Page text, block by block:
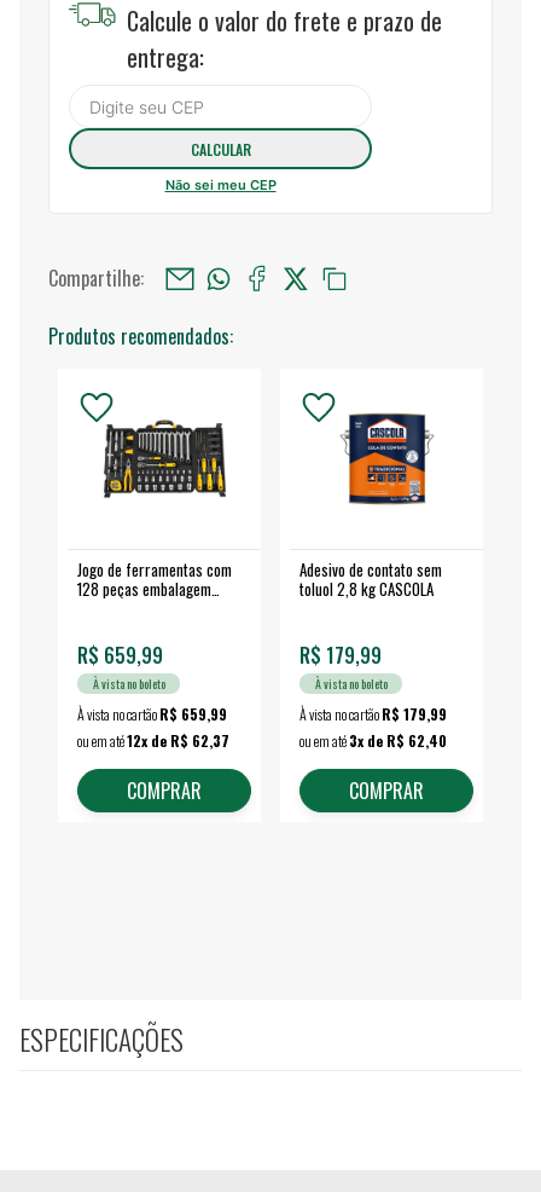
Calcule o valor do frete e prazo de
entrega:
Não sei meu CEP
Compartilhe:
Produtos recomendados:
Jogo de ferramentas com
128 peças embalagem
R$ 659,99
À vista no boleto
À vista no cartãoR$ 659,99
ou em até12x de R$ 62,37
COMPRAR
Adesivo de contato sem
toluol 2,8 kg CASCOLA
R$ 179,99
À vista no boleto
À vista no cartãoR$ 179,99
ou em até3x de R$ 62,40
COMPRAR
ESPECIFICAÇÕES